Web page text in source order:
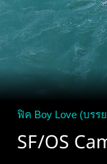
ฟิค Boy Love (บรร
SF/OS